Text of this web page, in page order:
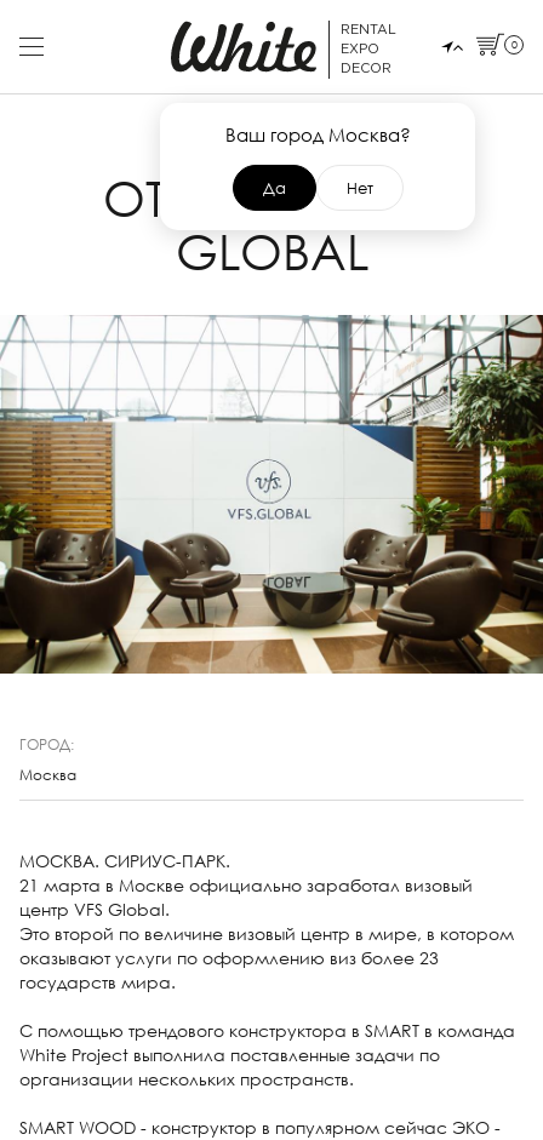
RENTAL
EXPO
DECOR
Ваш город Москва?
Да Нет
0
3 АПРЕЛЯ 2019
ОТКРЫТИЕ VFS
GLOBAL
ГОРОД:
Москва
МОСКВА. СИРИУС-ПАРК.
21 марта в Москве официально заработал визовый
центр VFS Global.
Это второй по величине визовый центр в мире, в котором
оказывают услуги по оформлению виз более 23
государств мира.
C помощью трендового конструктора в SMART в команда
White Project выполнила поставленные задачи по
организации нескольких пространств.
SMART WOOD - конструктор в популярном сейчас ЭКО -